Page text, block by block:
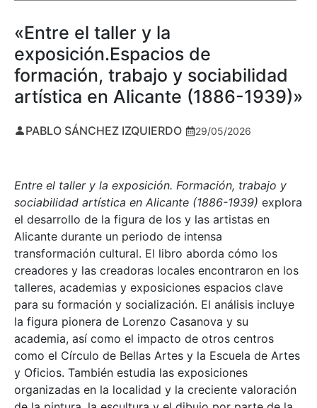
«Entre el taller y la
exposición.Espacios de
formación, trabajo y sociabilidad
artística en Alicante (1886-1939)»
PABLO SÁNCHEZ IZQUIERDO 29/05/2026
Entre el taller y la exposición. Formación, trabajo y
sociabilidad artística en Alicante (1886-1939) explora
el desarrollo de la figura de los y las artistas en
Alicante durante un periodo de intensa
transformación cultural. El libro aborda cómo los
creadores y las creadoras locales encontraron en los
talleres, academias y exposiciones espacios clave
para su formación y socialización. El análisis incluye
la figura pionera de Lorenzo Casanova y su
academia, así como el impacto de otros centros
como el Círculo de Bellas Artes y la Escuela de Artes
y Oficios. También estudia las exposiciones
organizadas en la localidad y la creciente valoración